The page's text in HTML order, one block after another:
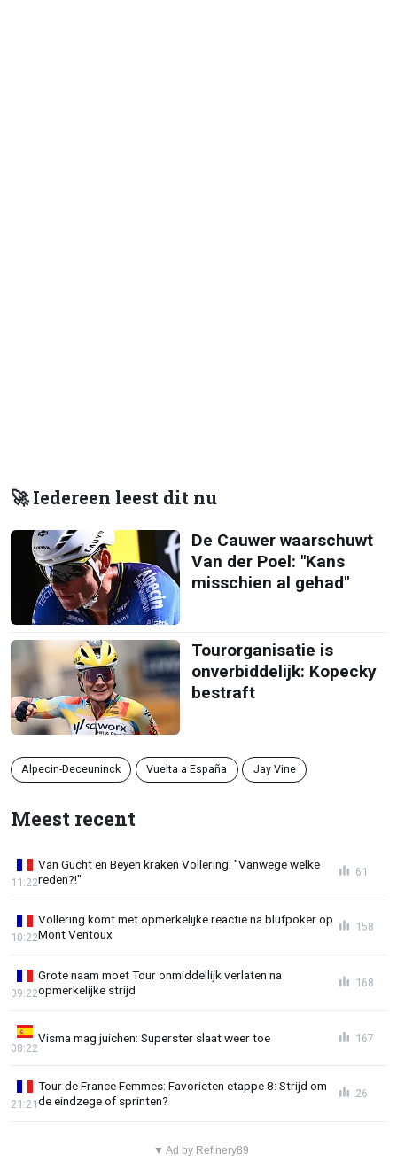
🚀 Iedereen leest dit nu
De Cauwer waarschuwt
Van der Poel: "Kans
misschien al gehad"
Tourorganisatie is
onverbiddelijk: Kopecky
bestraft
Alpecin-Deceuninck Vuelta a España Jay Vine
Meest recent
Van Gucht en Beyen kraken Vollering: "Vanwege welke
reden?!"
11:22
61
Vollering komt met opmerkelijke reactie na blufpoker op
Mont Ventoux
10:22
158
Grote naam moet Tour onmiddellijk verlaten na
opmerkelijke strijd
09:22
168
Visma mag juichen: Superster slaat weer toe
08:22
167
Tour de France Femmes: Favorieten etappe 8: Strijd om
de eindzege of sprinten?
21:21
26
▼ Ad by Refinery89